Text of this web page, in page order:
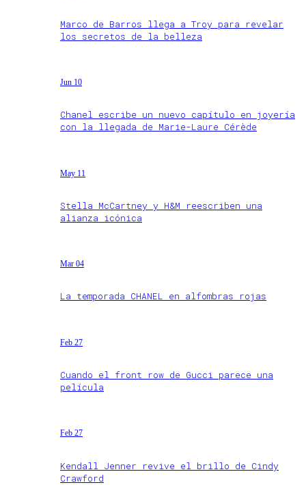
Marco de Barros llega a Troy para revelar
los secretos de la belleza
Jun 10
Chanel escribe un nuevo capítulo en joyería
con la llegada de Marie-Laure Cérède
May 11
Stella McCartney y H&M reescriben una
alianza icónica
Mar 04
La temporada CHANEL en alfombras rojas
Feb 27
Cuando el front row de Gucci parece una
película
Feb 27
Kendall Jenner revive el brillo de Cindy
Crawford